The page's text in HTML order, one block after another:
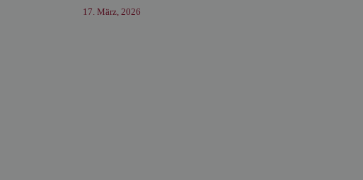
17. März, 2026